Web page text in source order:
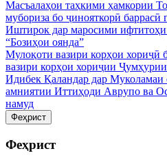
Масъалаҳои таҳкими ҳамкории
мубориза бо ҷинояткорӣ баррасӣ
Иштирок дар маросими
“Бозиҳои оянда”
Мулоқоти вазири корҳои хориҷӣ
вазири корҳои хориҷии
Идибек Қаландар дар Муколамаи
амниятии Иттиҳоди Аврупо ва
намуд
Феҳрист
Феҳрист